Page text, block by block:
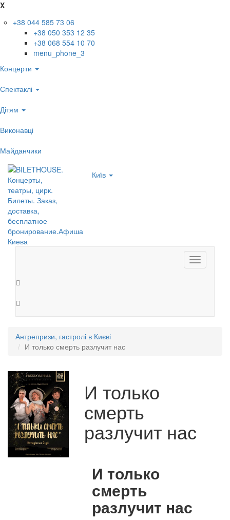
X
+38 044 585 73 06
+38 050 353 12 35
+38 068 554 10 70
menu_phone_3
Концерти
Спектаклі
Дітям
Виконавці
Майданчики
Київ
Toggle
navigation
Антрепризи, гастролі в Києві
И только смерть разлучит нас
И только
смерть
разлучит нас
И только
смерть
разлучит нас